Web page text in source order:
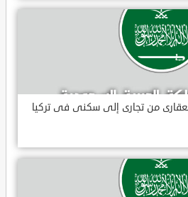
من تجارى إلى سكنى فى تركيا